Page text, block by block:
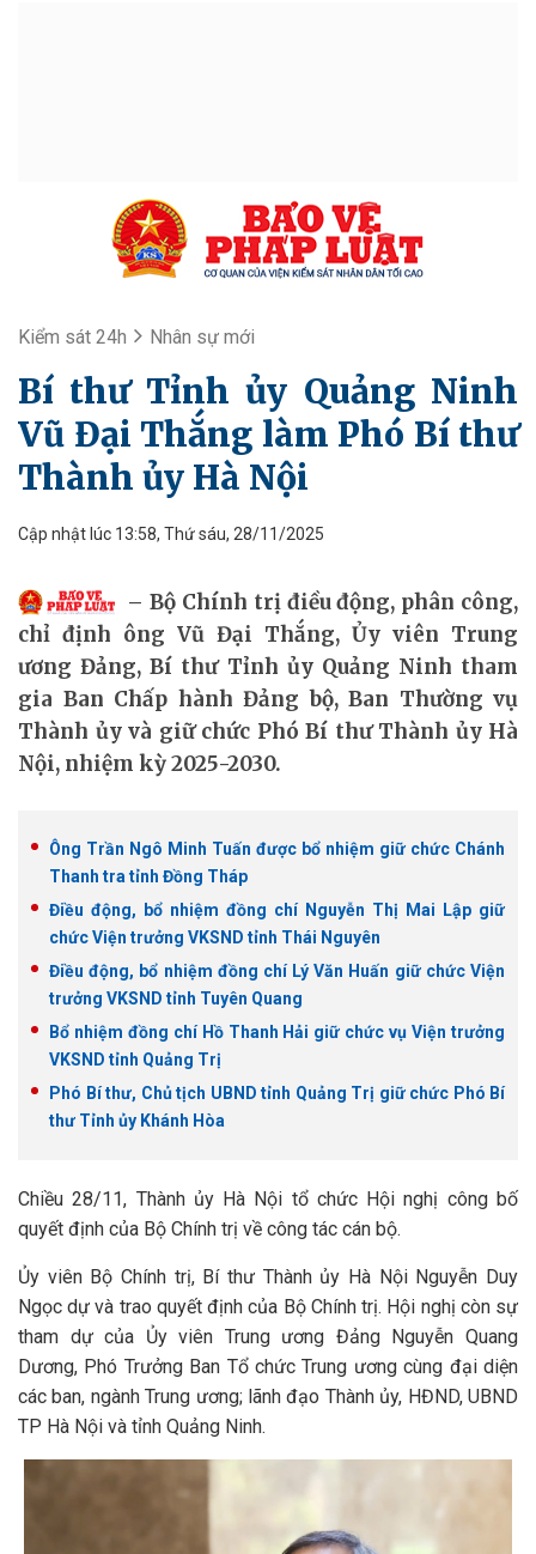
Kiểm sát 24h Nhân sự mới
Bí thư Tỉnh ủy Quảng Ninh
Vũ Đại Thắng làm Phó Bí thư
Thành ủy Hà Nội
Cập nhật lúc 13:58, Thứ sáu, 28/11/2025
Bộ Chính trị điều động, phân công,
chỉ định ông Vũ Đại Thắng, Ủy viên Trung
ương Đảng, Bí thư Tỉnh ủy Quảng Ninh tham
gia Ban Chấp hành Đảng bộ, Ban Thường vụ
Thành ủy và giữ chức Phó Bí thư Thành ủy Hà
Nội, nhiệm kỳ 2025-2030.
Ông Trần Ngô Minh Tuấn được bổ nhiệm giữ chức Chánh
Thanh tra tỉnh Đồng Tháp
Điều động, bổ nhiệm đồng chí Nguyễn Thị Mai Lập giữ
chức Viện trưởng VKSND tỉnh Thái Nguyên
Điều động, bổ nhiệm đồng chí Lý Văn Huấn giữ chức Viện
trưởng VKSND tỉnh Tuyên Quang
Bổ nhiệm đồng chí Hồ Thanh Hải giữ chức vụ Viện trưởng
VKSND tỉnh Quảng Trị
Phó Bí thư, Chủ tịch UBND tỉnh Quảng Trị giữ chức Phó Bí
thư Tỉnh ủy Khánh Hòa
Chiều 28/11, Thành ủy Hà Nội tổ chức Hội nghị công bố
quyết định của Bộ Chính trị về công tác cán bộ.
Ủy viên Bộ Chính trị, Bí thư Thành ủy Hà Nội Nguyễn Duy
Ngọc dự và trao quyết định của Bộ Chính trị. Hội nghị còn sự
tham dự của Ủy viên Trung ương Đảng Nguyễn Quang
Dương, Phó Trưởng Ban Tổ chức Trung ương cùng đại diện
các ban, ngành Trung ương; lãnh đạo Thành ủy, HĐND, UBND
TP Hà Nội và tỉnh Quảng Ninh.